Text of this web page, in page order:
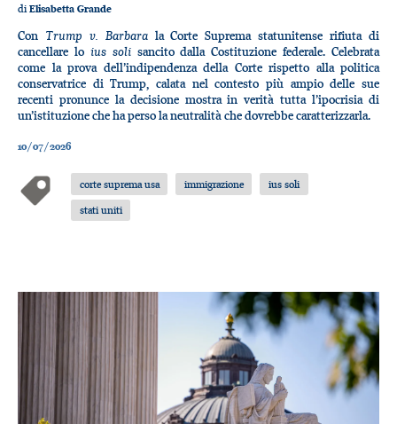
di Elisabetta Grande
Con Trump v. Barbarala Corte Suprema statunitense rifiuta di
cancellare lo ius soli sancito dalla Costituzione federale. Celebrata
come la prova dell’indipendenza della Corte rispetto alla politica
conservatrice di Trump, calata nel contesto più ampio delle sue
recenti pronunce la decisione mostra in verità tutta l’ipocrisia di
un’istituzione che ha perso la neutralità che dovrebbe caratterizzarla.
10/07/2026
corte suprema usa immigrazione
ius soli
stati uniti